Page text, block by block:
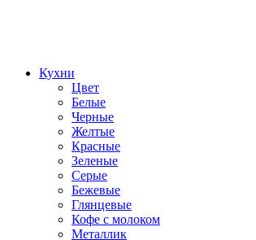
Кухни
Цвет
Белые
Черные
Желтые
Красные
Зеленые
Серые
Бежевые
Глянцевые
Кофе с молоком
Металлик